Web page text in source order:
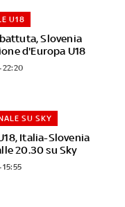
Slovenia
d'Europa U18
U18
22:20
Italia-Slovenia
20.30 su Sky
SU SKY
15:55